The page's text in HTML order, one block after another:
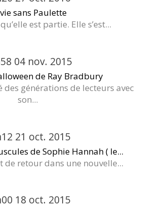
sans Paulette
est partie. Elle s’est...
04 nov. 2015
de Ray Bradbury
des générations de lecteurs avec
son...
21 oct. 2015
de Sophie Hannah ( le...
de retour dans une nouvelle...
18 oct. 2015